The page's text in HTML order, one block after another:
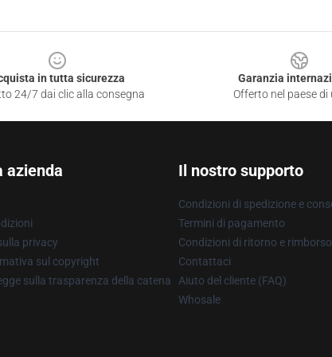
in tutta sicurezza
24/7 dai clic alla consegna
Garanzia
Offerto nel paese di
azienda
privacy
sul copyright
sulla trasparenza della catena
Il nostro supporto
Condizioni di spedizione e
Termini di pagamento
Condizioni di ritorno e rimborso
Contattaci
Aiuto del cliente (FAQ)
Whosale